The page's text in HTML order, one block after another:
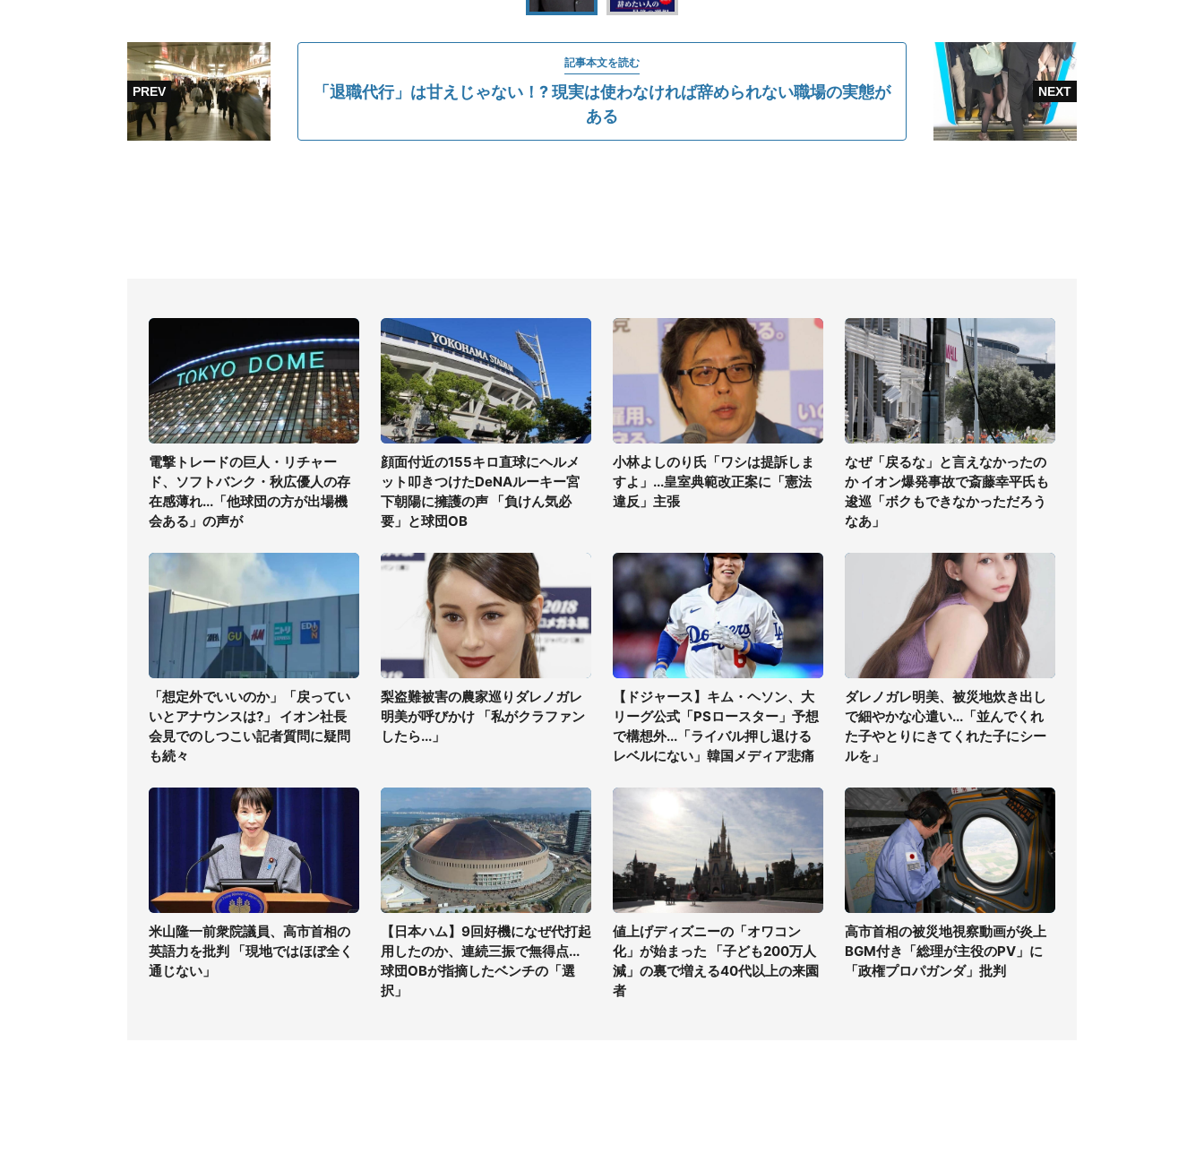
記事本文を読む
「退職代行」は甘えじゃない！? 現実は使わなければ辞められない職場の実態が
ある
電撃トレードの巨人・リチャー
ド、ソフトバンク・秋広優人の存
在感薄れ...「他球団の方が出場機
会ある」の声が
顔面付近の155キロ直球にヘルメ
ット叩きつけたDeNAルーキー宮
下朝陽に擁護の声 「負けん気必
要」と球団OB
小林よしのり氏「ワシは提訴しま
すよ」...皇室典範改正案に「憲法
違反」主張
なぜ「戻るな」と言えなかったの
か イオン爆発事故で斎藤幸平氏も
逡巡「ボクもできなかっただろう
なあ」
「想定外でいいのか」「戻ってい
いとアナウンスは?」 イオン社長
会見でのしつこい記者質問に疑問
も続々
梨盗難被害の農家巡りダレノガレ
明美が呼びかけ 「私がクラファン
したら...」
【ドジャース】キム・ヘソン、大
リーグ公式「PSロースター」予想
で構想外...「ライバル押し退ける
レベルにない」韓国メディア悲痛
ダレノガレ明美、被災地炊き出し
で細やかな心遣い...「並んでくれ
た子やとりにきてくれた子にシー
ルを」
米山隆一前衆院議員、高市首相の
英語力を批判 「現地ではほぼ全く
通じない」
【日本ハム】9回好機になぜ代打起
用したのか、連続三振で無得点...
球団OBが指摘したベンチの「選
択」
値上げディズニーの「オワコン
化」が始まった 「子ども200万人
減」の裏で増える40代以上の来園
者
高市首相の被災地視察動画が炎上
BGM付き「総理が主役のPV」に
「政権プロパガンダ」批判